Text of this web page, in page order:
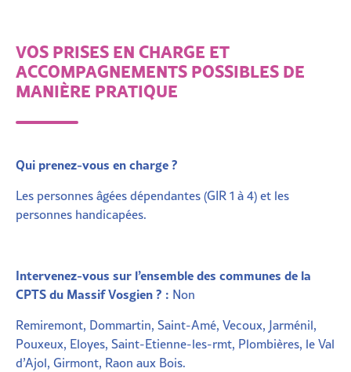
VOS PRISES EN CHARGE ET
ACCOMPAGNEMENTS POSSIBLES DE
MANIÈRE PRATIQUE
Qui prenez-vous en charge ?
Les personnes âgées dépendantes (GIR 1 à 4)et les
personnes handicapées.
Intervenez-vous sur l’ensemble des communes de la
CPTS du Massif Vosgien ? : Non
Remiremont, Dommartin, Saint-Amé, Vecoux, Jarménil,
Pouxeux, Eloyes, Saint-Etienne-les-rmt, Plombières, le Val
d’Ajol, Girmont, Raon aux Bois.